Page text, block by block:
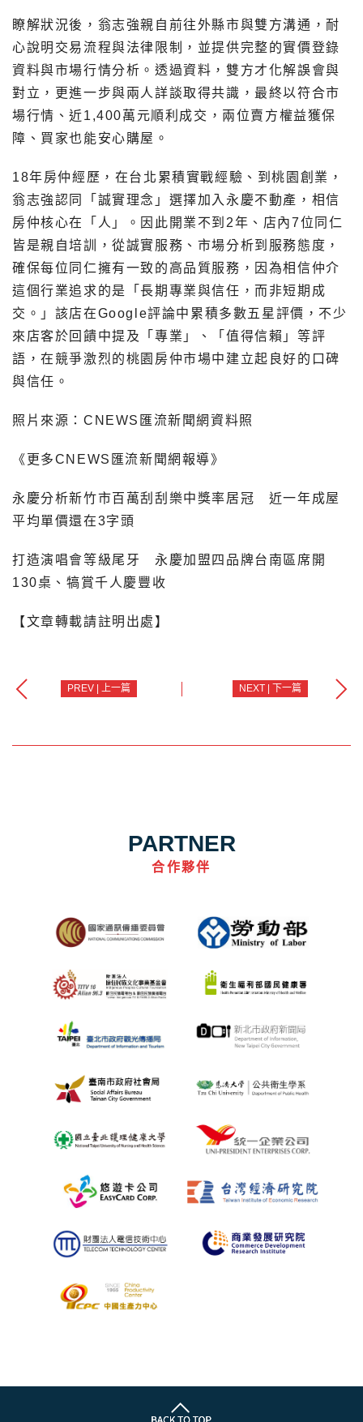
瞭解狀況後，翁志強親自前往外縣市與雙方溝通，耐
心說明交易流程與法律限制，並提供完整的實價登錄
資料與市場行情分析。透過資料，雙方才化解誤會與
對立，更進一步與兩人詳談取得共識，最終以符合市
場行情、近1,400萬元順利成交，兩位賣方權益獲保
障、買家也能安心購屋。
18年房仲經歷，在台北累積實戰經驗、到桃園創業，
翁志強認同「誠實理念」選擇加入永慶不動產，相信
房仲核心在「人」。因此開業不到2年、店內7位同仁
皆是親自培訓，從誠實服務、市場分析到服務態度，
確保每位同仁擁有一致的高品質服務，因為相信仲介
這個行業追求的是「長期專業與信任，而非短期成
交。」該店在Google評論中累積多數五星評價，不少
來店客於回饋中提及「專業」、「值得信賴」等評
語，在競爭激烈的桃園房仲市場中建立起良好的口碑
與信任。
照片來源：CNEWS匯流新聞網資料照
《更多CNEWS匯流新聞網報導》
永慶分析新竹市百萬刮刮樂中獎率居冠 近一年成屋
平均單價還在3字頭
打造演唱會等級尾牙 永慶加盟四品牌台南區席開
130桌、犒賞千人慶豐收
【文章轉載請註明出處】
PREV | 上一篇 NEXT | 下一篇
PARTNER
合作夥伴